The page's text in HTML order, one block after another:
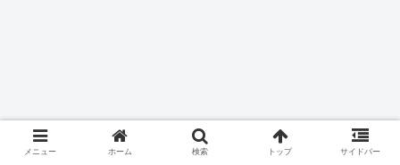
メニュー ホーム 検索 トップ サイドバー